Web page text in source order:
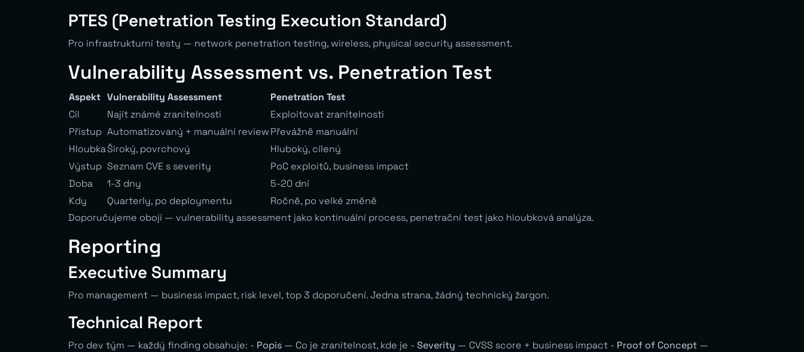
PTES (Penetration Testing Execution Standard)
Pro infrastrukturní testy — network penetration testing, wireless, physical security assessment.
Vulnerability Assessment vs. Penetration Test
Aspekt Vulnerability Assessment
Penetration Test
Cíl
Najít známé zranitelnosti
Exploitovat zranitelnosti
Přístup Automatizovaný + manuální reviewPřevážně manuální
HloubkaŠiroký, povrchový
Hluboký, cílený
Výstup Seznam CVE s severity
PoC exploitů, business impact
Doba
1-3 dny
5-20 dní
Kdy
Quarterly, po deploymentu
Ročně, po velké změně
Doporučujeme obojí — vulnerability assessment jako kontinuální process, penetrační test jako hloubková analýza.
Reporting
Executive Summary
Pro management — business impact, risk level, top 3 doporučení. Jedna strana, žádný technický žargon.
Technical Report
Pro dev tým — každý finding obsahuje: - Popis — Co je zranitelnost, kde je - Severity — CVSS score + business impact - Proof of Concept —